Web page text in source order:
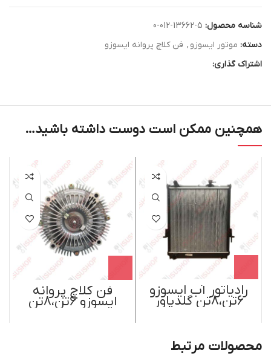
شناسه محصول: 5-13662-012-0
دسته: موتور ایسوزو , فن کلاچ پروانه ایسوزو
اشتراک گذاری:
همچنین ممکن است دوست داشته باشید…
رادیاتور آب ایسوزو
6تن،8تن گلدپاور
فن کلاچ پروانه
ایسوزو 6تن،8تن
شیماهید ژاپن
محصولات مرتبط